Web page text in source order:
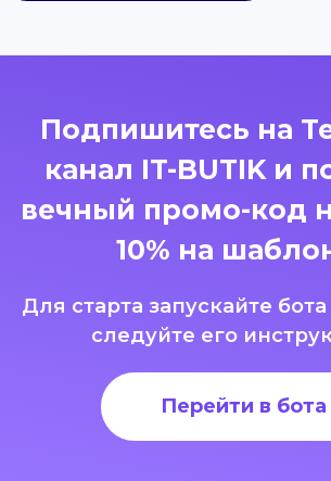
Подпишитесь на
канал IT-BUTIK и
вечный промо-код
10% на
Для старта запускайте
следуйте его
Перейти в бота